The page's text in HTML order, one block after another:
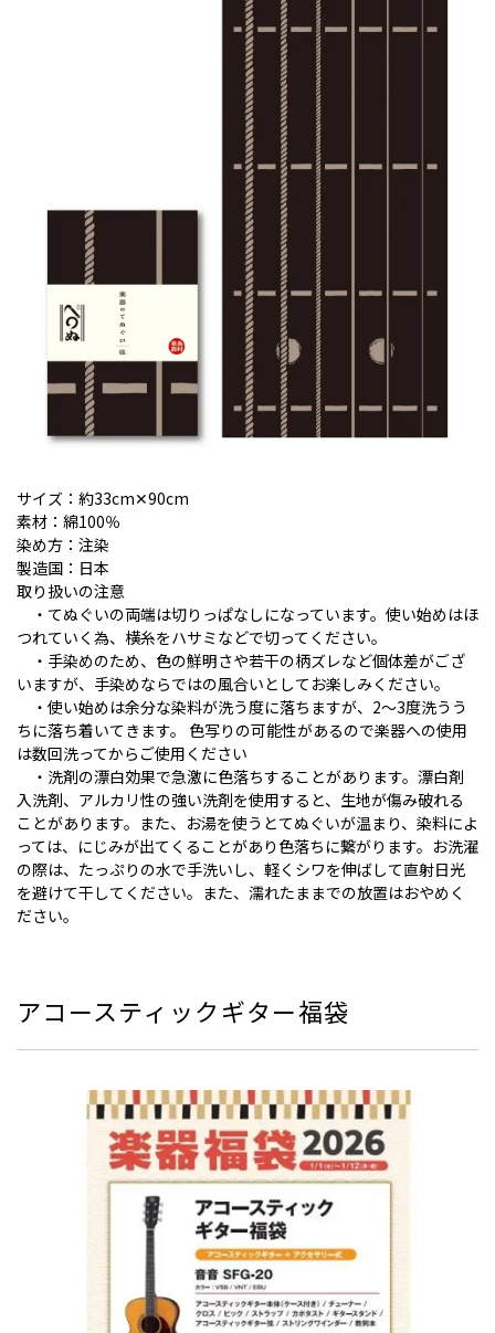
サイズ：約33cm✕90cm
素材：綿100％
染め方：注染
製造国：日本
取り扱いの注意
・てぬぐいの両端は切りっぱなしになっています。使い始めはほ
つれていく為、横糸をハサミなどで切ってください。
・手染めのため、色の鮮明さや若干の柄ズレなど個体差がござ
いますが、手染めならではの風合いとしてお楽しみください。
・使い始めは余分な染料が洗う度に落ちますが、2～3度洗うう
ちに落ち着いてきます。 色写りの可能性があるので楽器への使用
は数回洗ってからご使用ください
・洗剤の漂白効果で急激に色落ちすることがあります。漂白剤
入洗剤、アルカリ性の強い洗剤を使用すると、生地が傷み破れる
ことがあります。また、お湯を使うとてぬぐいが温まり、染料によ
っては、にじみが出てくることがあり色落ちに繋がります。お洗濯
の際は、たっぷりの水で手洗いし、軽くシワを伸ばして直射日光
を避けて干してください。また、濡れたままでの放置はおやめく
ださい。
アコースティックギター福袋